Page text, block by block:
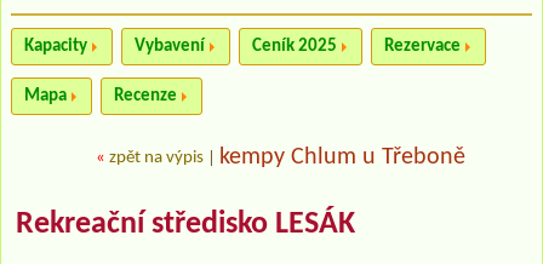
Kapacity Vybavení Ceník 2025 Rezervace
Mapa Recenze
« zpět na výpis kempy Chlum u Třeboně
Rekreační středisko LESÁK